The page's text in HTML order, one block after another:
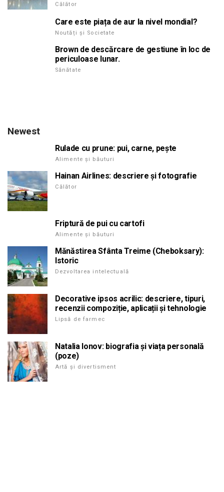
Călător
Care este piața de aur la nivel mondial?
Noutăți și Societate
Brown de descărcare de gestiune în loc de
periculoase lunar.
Sănătate
Newest
Rulade cu prune: pui, carne, pește
Alimente și băuturi
Hainan Airlines: descriere și fotografie
Călător
Friptură de pui cu cartofi
Alimente și băuturi
Mănăstirea Sfânta Treime (Cheboksary):
Istoric
Dezvoltarea intelectuală
Decorative ipsos acrilic: descriere, tipuri,
recenzii compoziție, aplicații și tehnologie
Lipsă de farmec
Natalia Ionov: biografia și viața personală
(poze)
Artă și divertisment